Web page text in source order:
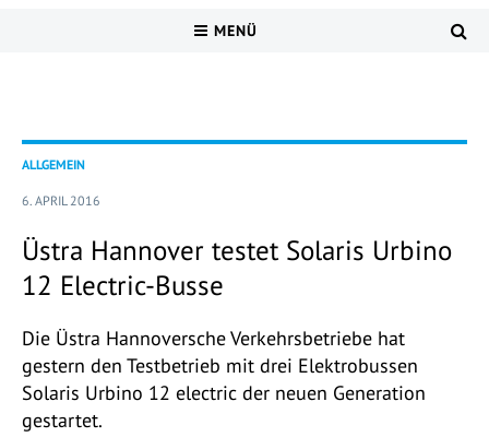
MENÜ
ALLGEMEIN
6. APRIL 2016
Üstra Hannover testet Solaris Urbino
12 Electric-Busse
Die Üstra Hannoversche Verkehrsbetriebe hat
gestern den Testbetrieb mit drei Elektrobussen
Solaris Urbino 12 electric der neuen Generation
gestartet.